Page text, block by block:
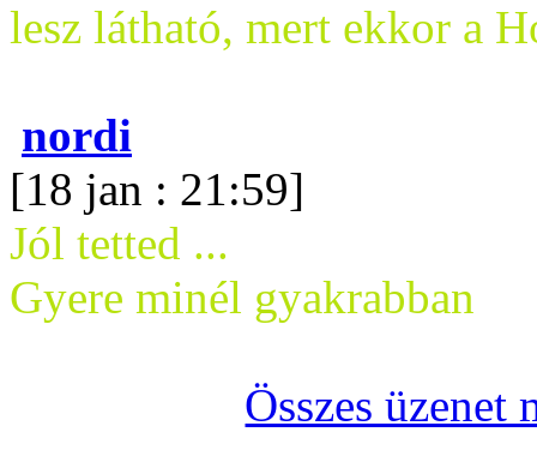
lesz látható, mert ekkor a
nordi
[18 jan : 21:59]
Jól tetted ...
Gyere minél gyakrabban
Összes üzenet